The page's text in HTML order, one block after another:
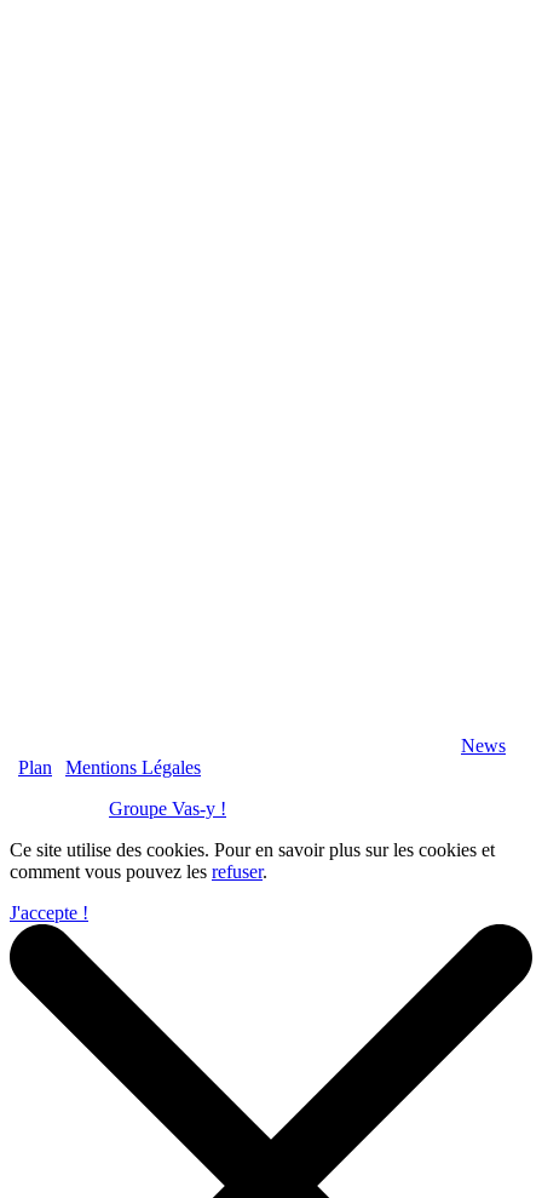
News
Plan
Mentions Légales
Groupe Vas-y !
Ce site utilise des cookies. Pour en savoir plus sur les cookies et
comment vous pouvez les refuser.
J'accepte !